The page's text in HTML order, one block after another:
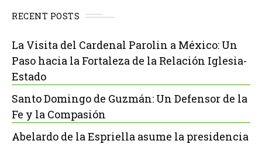
RECENT POSTS
La Visita del Cardenal Parolin a México: Un
Paso hacia la Fortaleza de la Relación Iglesia-
Estado
Santo Domingo de Guzmán: Un Defensor de la
Fe y la Compasión
Abelardo de la Espriella asume la presidencia